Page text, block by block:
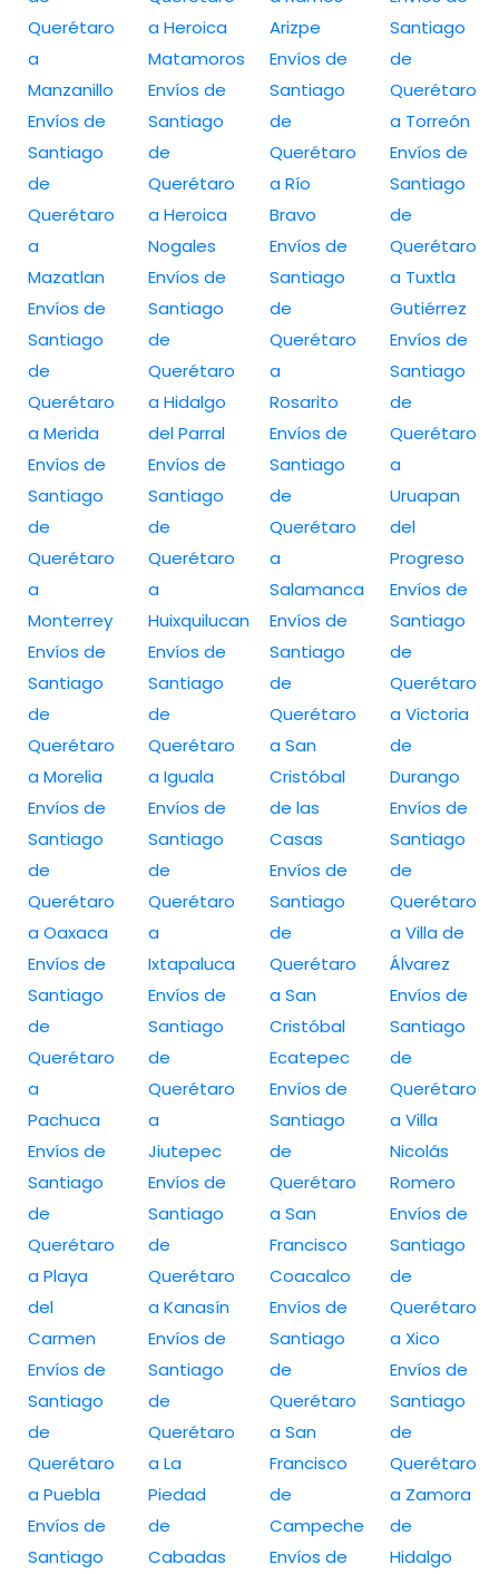
Querétaro
a
Manzanillo
Envíos de
Santiago
de
Querétaro
a
Mazatlan
Envíos de
Santiago
de
Querétaro
a Merida
Envíos de
Santiago
de
Querétaro
a
Monterrey
Envíos de
Santiago
de
Querétaro
a Morelia
Envíos de
Santiago
de
Querétaro
a Oaxaca
Envíos de
Santiago
de
Querétaro
a
Pachuca
Envíos de
Santiago
de
Querétaro
a Playa
del
Carmen
Envíos de
Santiago
de
Querétaro
a Puebla
Envíos de
Santiago
a Heroica
Matamoros
Envíos de
Santiago
de
Querétaro
a Heroica
Nogales
Envíos de
Santiago
de
Querétaro
a Hidalgo
del Parral
Envíos de
Santiago
de
Querétaro
a
Huixquilucan
Envíos de
Santiago
de
Querétaro
a Iguala
Envíos de
Santiago
de
Querétaro
a
Ixtapaluca
Envíos de
Santiago
de
Querétaro
a
Jiutepec
Envíos de
Santiago
de
Querétaro
a Kanasín
Envíos de
Santiago
de
Querétaro
a La
Piedad
de
Cabadas
Arizpe
Envíos de
Santiago
de
Querétaro
a Río
Bravo
Envíos de
Santiago
de
Querétaro
a
Rosarito
Envíos de
Santiago
de
Querétaro
a
Salamanca
Envíos de
Santiago
de
Querétaro
a San
Cristóbal
de las
Casas
Envíos de
Santiago
de
Querétaro
a San
Cristóbal
Ecatepec
Envíos de
Santiago
de
Querétaro
a San
Francisco
Coacalco
Envíos de
Santiago
de
Querétaro
a San
Francisco
de
Campeche
Envíos de
Santiago
de
Querétaro
a Torreón
Envíos de
Santiago
de
Querétaro
a Tuxtla
Gutiérrez
Envíos de
Santiago
de
Querétaro
a
Uruapan
del
Progreso
Envíos de
Santiago
de
Querétaro
a Victoria
de
Durango
Envíos de
Santiago
de
Querétaro
a Villa de
Álvarez
Envíos de
Santiago
de
Querétaro
a Villa
Nicolás
Romero
Envíos de
Santiago
de
Querétaro
a Xico
Envíos de
Santiago
de
Querétaro
a Zamora
de
Hidalgo